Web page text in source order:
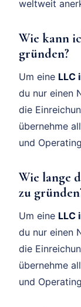
weltweit
Wie kann
gründen?
Um eine LLC
du nur einen
die
übernehme
und
Wie lange
zu
Um eine LLC
du nur einen
die
übernehme
und